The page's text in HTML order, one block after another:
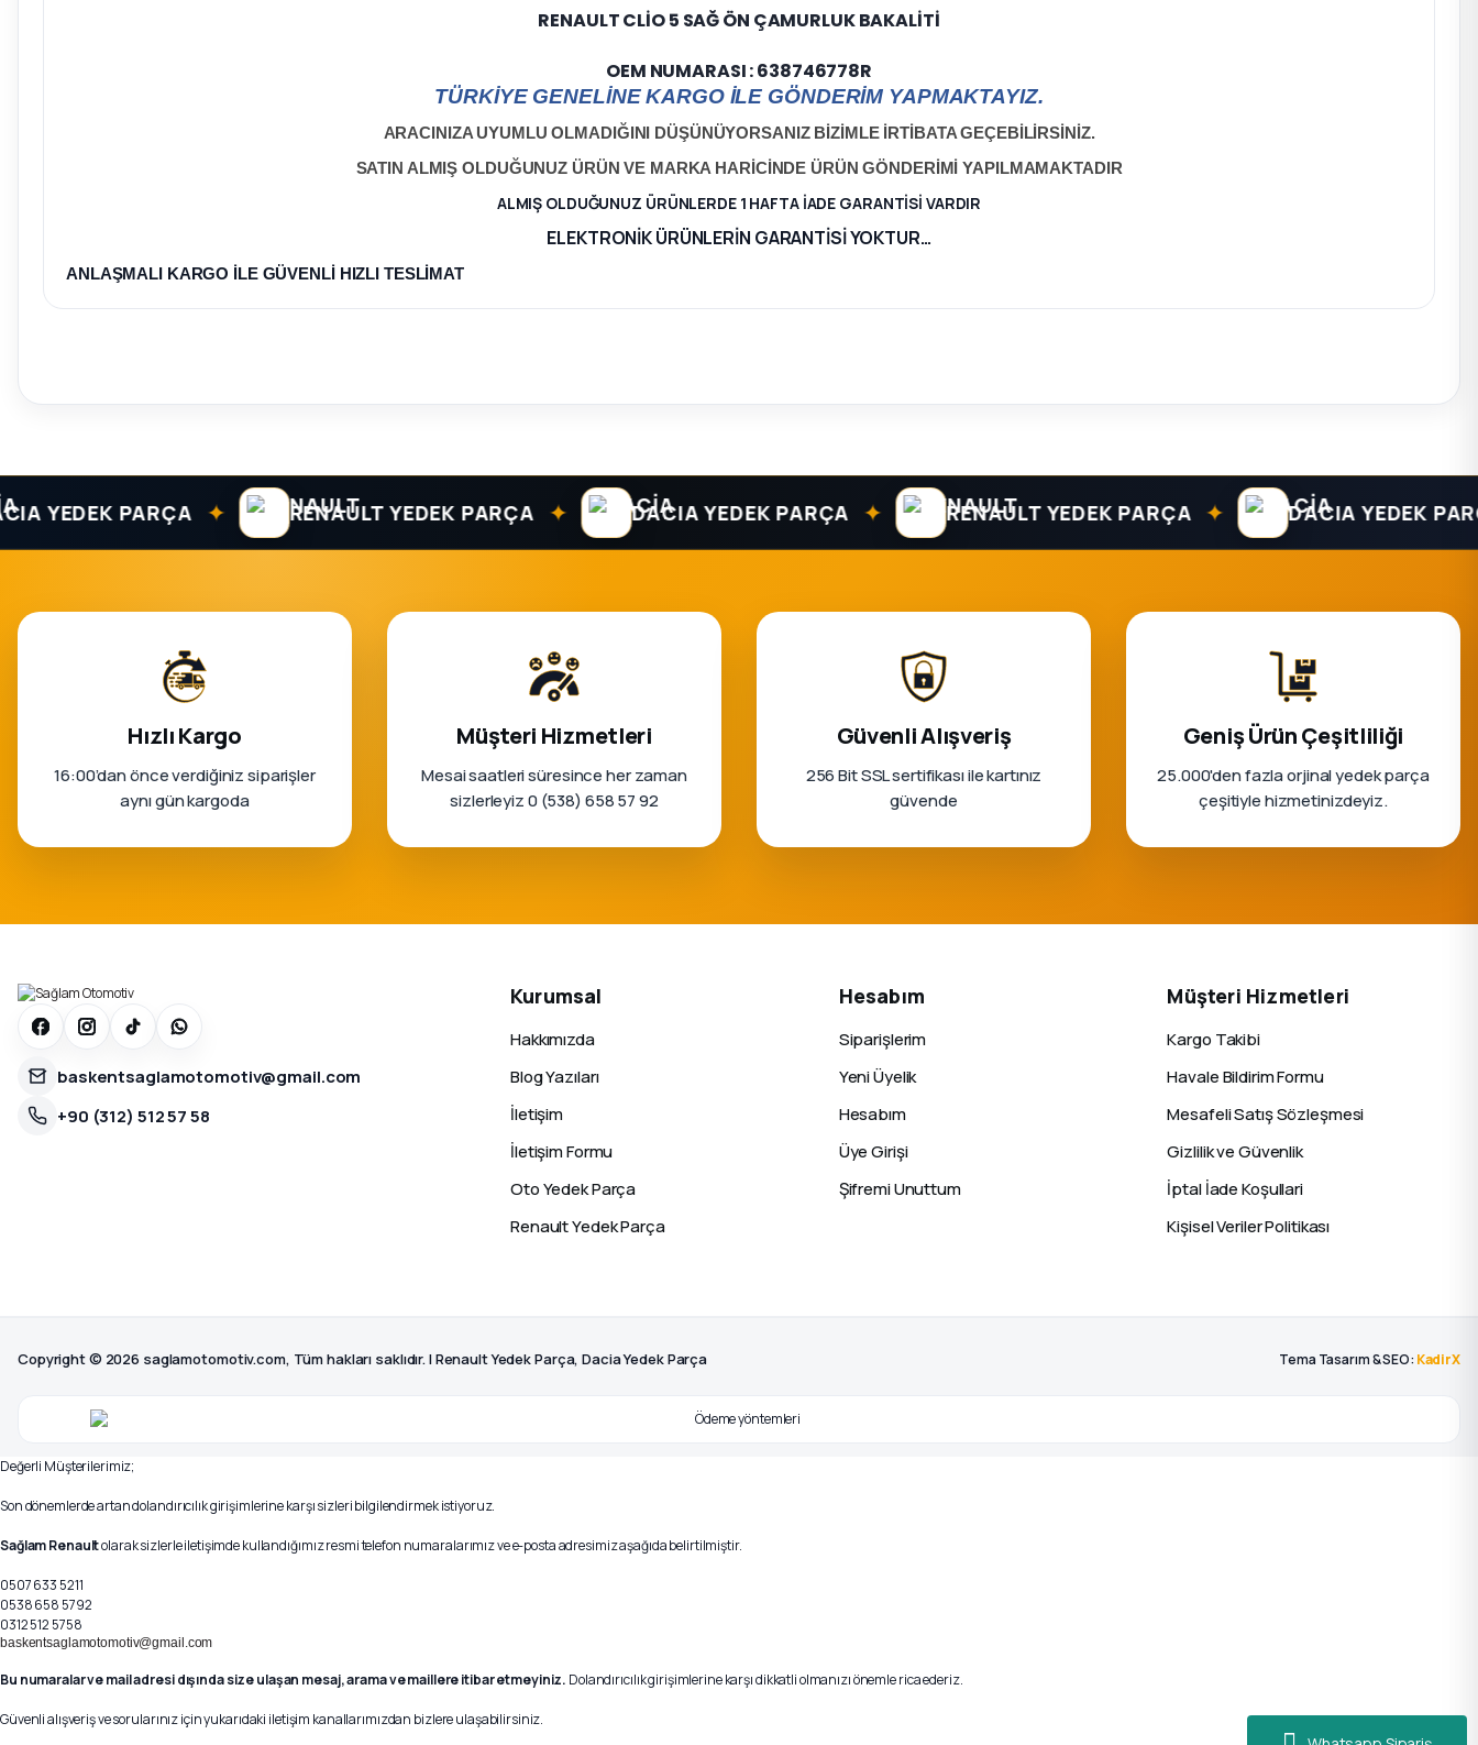
RENAULT CLİO 5 SAĞ ÖN ÇAMURLUK BAKALİTİ
OEM NUMARASI : 638746778R
TÜRKİYE GENELİNE KARGO İLE GÖNDERİM YAPMAKTAYIZ.
ARACINIZA UYUMLU OLMADIĞINI DÜŞÜNÜYORSANIZ BİZİMLE İRTİBATA GEÇEBİLİRSİNİZ.
SATIN ALMIŞ OLDUĞUNUZ ÜRÜN VE MARKA HARİCİNDE ÜRÜN GÖNDERİMİ YAPILMAMAKTADIR
ALMIŞ OLDUĞUNUZ ÜRÜNLERDE 1 HAFTA İADE GARANTİSİ VARDIR
ELEKTRONİK ÜRÜNLERİN GARANTİSİ YOKTUR…
ANLAŞMALI KARGO İLE GÜVENLİ HIZLI TESLİMAT
PARÇA ✦ RENAULT YEDEK PARÇA ✦ DACIA YEDEK PARÇA ✦ RENAULT YEDEK PARÇA ✦ DACIA YEDEK PARÇA
Hızlı Kargo
16:00’dan önce verdiğiniz siparişler
aynı gün kargoda
Müşteri Hizmetleri
Mesai saatleri süresince her zaman
sizlerleyiz 0 (538) 658 57 92
Güvenli Alışveriş
256 Bit SSL sertifikası ile kartınız
güvende
Geniş Ürün Çeşitliliği
25.000'den fazla orjinal yedek parça
çeşitiyle hizmetinizdeyiz.
baskentsaglamotomotiv@gmail.com
+90 (312) 512 57 58
Kurumsal
Hakkımızda
Blog Yazıları
İletişim
İletişim Formu
Oto Yedek Parça
Renault Yedek Parça
Hesabım
Siparişlerim
Yeni Üyelik
Hesabım
Üye Girişi
Şifremi Unuttum
Müşteri Hizmetleri
Kargo Takibi
Havale Bildirim Formu
Mesafeli Satış Sözleşmesi
Gizlilik ve Güvenlik
İptal İade Koşullari
Kişisel Veriler Politikası
Copyright © 2026 saglamotomotiv.com, Tüm hakları saklıdır. | Renault Yedek Parça, Dacia Yedek Parça Tema Tasarım & SEO: KadirX
Değerli Müşterilerimiz;
Son dönemlerde artan dolandırıcılık girişimlerine karşı sizleri bilgilendirmek istiyoruz.
Sağlam Renaultolarak sizlerle iletişimde kullandığımız resmi telefon numaralarımız ve e-posta adresimiz aşağıda belirtilmiştir.
0507 633 5211
0538 658 5792
0312 512 5758
baskentsaglamotomotiv@gmail.com
Bu numaralar ve mail adresi dışında size ulaşan mesaj, arama ve maillere itibar etmeyiniz. Dolandırıcılık girişimlerine karşı dikkatli olmanızı önemle rica ederiz.
Güvenli alışveriş ve sorularınız için yukarıdaki iletişim kanallarımızdan bizlere ulaşabilirsiniz.